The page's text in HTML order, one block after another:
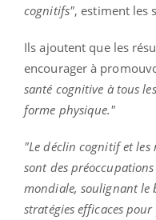
cognitifs", estiment les
Ils ajoutent que les
encourager à
santé cognitive à tous
forme physique."
"Le déclin cognitif et les
sont des
mondiale, soulignant le
stratégies efficaces